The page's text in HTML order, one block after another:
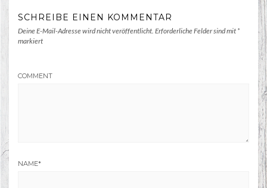
SCHREIBE EINEN KOMMENTAR
Deine E-Mail-Adresse wird nicht veröffentlicht. Erforderliche Felder sind mit *
markiert
COMMENT
NAME*